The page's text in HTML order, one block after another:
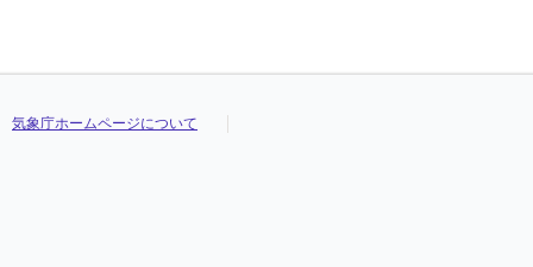
気象庁ホームページについて